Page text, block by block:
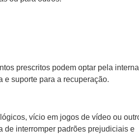
prescritos podem optar pela
e suporte para a recuperação.
vício em jogos de vídeo ou
de interromper padrões prejudiciais e